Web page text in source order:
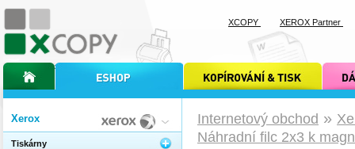
Internetový obchod »
Náhradní filc 2x3 k
Xerox
Tiskárny
úvodní stránka xcopyinternetový obchod xcopy kopírování a tisk xcopy dárkové
XCOPY XEROX Partner